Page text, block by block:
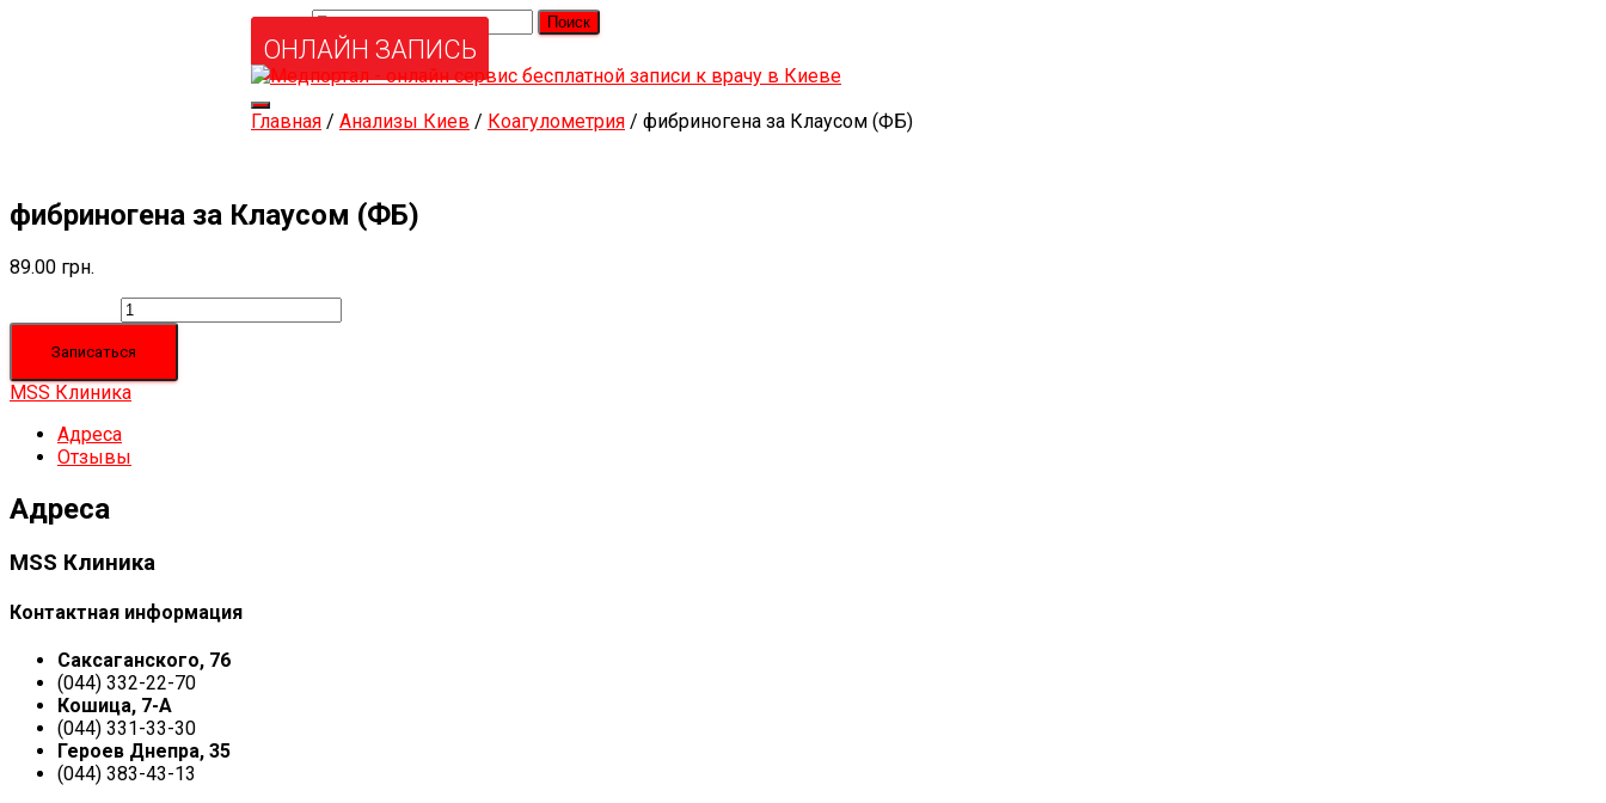
Найти:
ОНЛАЙН ЗАПИСЬ
Переключить
навигацию
Главная / Анализы Киев / Коагулометрия / фибриногена за Клаусом (ФБ)
фибриногена за Клаусом (ФБ)
89.00 грн.
Записаться
MSS Клиника
Адреса
Отзывы
Адреса
MSS Клиника
Контактная информация
Саксаганского, 76
(044) 332-22-70
Кошица, 7-А
(044) 331-33-30
Героев Днепра, 35
(044) 383-43-13